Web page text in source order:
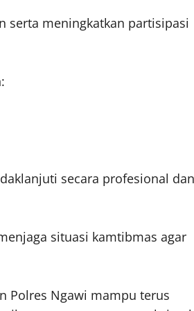
serta meningkatkan partisipasi
secara profesional dan
situasi kamtibmas agar
Polres Ngawi mampu terus